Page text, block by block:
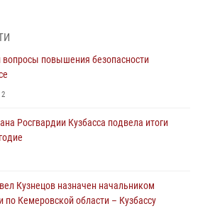
в силу новый федеральный закон о
предполагаемого виновника причинения
мужчину, повредившего имущество
вопросы повышения безопасности
2
Росгвардии Кузбасса подвела итоги
Кузнецов назначен начальником
по Кемеровской области – Кузбассу